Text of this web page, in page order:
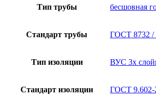
Тип трубы бесшовная
Стандарт трубы ГОСТ 8732 /
Тип изоляции ВУС 3х
Стандарт изоляции ГОСТ 9.602-